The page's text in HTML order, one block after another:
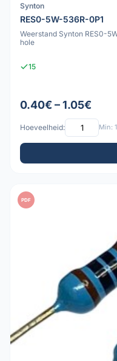
Synton
RES0-5W-536R-0P1
Weerstand Synton RES0-
hole
15
0.40€ – 1.05€
Hoeveelheid: Min: 1
PDF